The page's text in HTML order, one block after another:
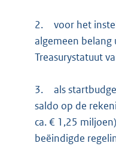
2.
voor het
algemeen
Treasurystatuut
3.
als
saldo op de
ca. € 1,25
beëindigde